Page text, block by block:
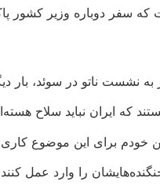
سفر دوباره وزیر کشور
ناتو در سوئد، بار
که ایران نباید سلاح
خودم برای این موضوع
را وارد عمل